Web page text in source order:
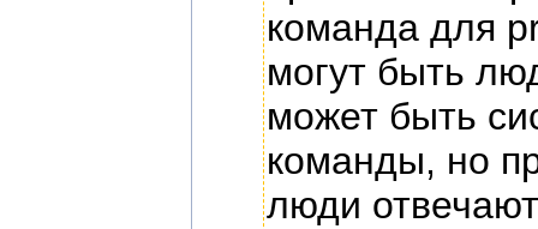
команда для
могут быть
может быть
команды, но
люди